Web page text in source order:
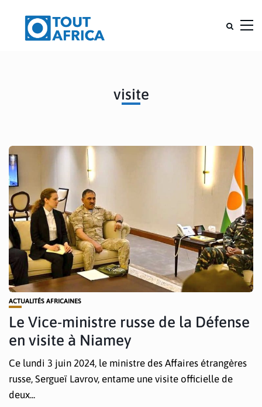
visite
ACTUALITÉS AFRICAINES
Le Vice-ministre russe de la Défense
en visite à Niamey
Ce lundi 3 juin 2024, le ministre des Affaires étrangères
russe, Sergueï Lavrov, entame une visite officielle de
deux...